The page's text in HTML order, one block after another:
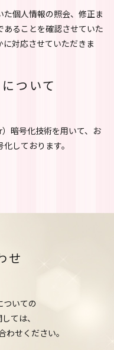
個人情報の照会、修正ま
ることを確認させていた
対応させていただきま
ついて
暗号化技術を用いて、お
しております。
せ
いての
ては、
わせください。